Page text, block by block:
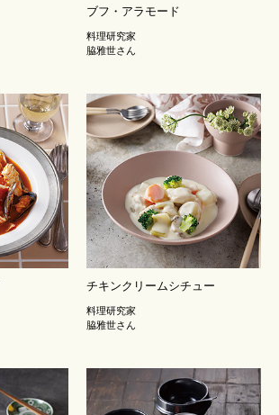
ブフ・アラモード
料理研究家
脇雅世さん
チキンクリームシチュー
料理研究家
脇雅世さん